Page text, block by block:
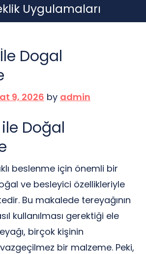
Uygulamaları
Dogal
9, 2026 by admin
Doğal
beslenme için önemli bir
ve besleyici özellikleriyle
Bu makalede tereyağının
kullanılması gerektiği ele
birçok kişinin
bir malzeme. Peki,